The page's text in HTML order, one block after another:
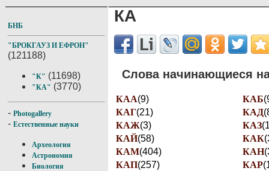
БНБ
"БРОКГАУЗ И ЕФРОН"
(121188)
"К" (11698)
"КА" (3770)
- Photogallery
- Естественные науки
Археология
Астрономия
Биология
КА
Слова начинающиеся
КАА(9) КАБ
КАГ(21) КАД
КАЖ(3) КАЗ
КАЙ(58) КАК
КАМ(404) КАН
КАП(257) КАР